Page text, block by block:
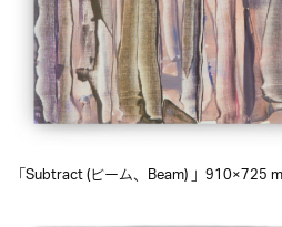
「Subtract (ビーム、Beam) 」910×725